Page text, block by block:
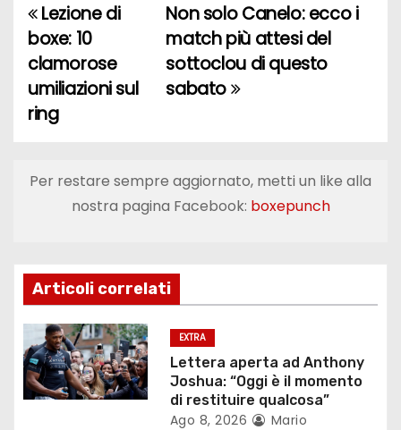
N
a
v
g
i
o
n
e
Non solo Canelo: ecco i
match più attesi del
sottoclou di questo
sabato
Lezione di
boxe: 10
clamorose
umiliazioni sul
ring
Per restare sempre aggiornato, metti un like alla
nostra pagina Facebook: boxepunch
Articoli correlati
EXTRA
Lettera aperta ad Anthony
Joshua: “Oggi è il momento
di restituire qualcosa”
Ago 8, 2026
Mario